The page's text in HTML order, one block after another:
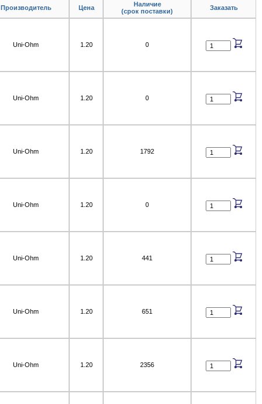
Производитель Цена
Наличие
(срок поставки)
Заказать
Uni-Ohm 1.20 0
Uni-Ohm 1.20 0
Uni-Ohm 1.20 1792
Uni-Ohm 1.20 0
Uni-Ohm 1.20 441
Uni-Ohm 1.20 651
Uni-Ohm 1.20 2356